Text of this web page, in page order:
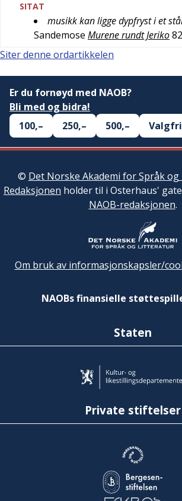
SITAT
musikk kan ligge dypfryst i et
Sandemose Murene rundt Jeriko82
Siter denne ordartikkelen
Er du fornøyd med NAOB?
Bli med og bidra!
100,–
250,– 500,–
© Det Norske Akademi for Språk
Redaksjonen holder til i Osterhaus'
NAOB-redaksjonen.
Om bruk av informasjonskapsler/
NAOBs finansielle
Staten
Private stiftelser